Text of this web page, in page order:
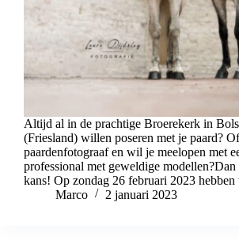
Altijd al in de prachtige Broerekerk in
(Friesland) willen poseren met je paard?
paardenfotograaf en wil je meelopen met
professional met geweldige
kans! Op zondag 26 februari 2023
Marco
2 januari 2023